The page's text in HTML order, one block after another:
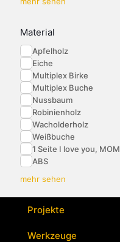
Material
Apfelholz
Eiche
Multiplex Birke
Multiplex Buche
Nussbaum
Robinienholz
Wacholderholz
Weißbuche
1 Seite I love you, MOM
ABS
mehr sehen
Projekte
Werkzeuge